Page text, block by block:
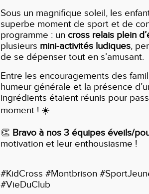
Sous un magnifique soleil, les
superbe moment de sport et de
programme : un cross relais plein
plusieurs mini-activités ludiques,
de se dépenser tout en s’amusant.
Entre les encouragements des
humeur générale et la présence
ingrédients étaient réunis pour
moment ! ☀️
👏 Bravo à nos 3 équipes éveils/
motivation et leur enthousiasme !
#KidCross #Montbrison
#VieDuClub